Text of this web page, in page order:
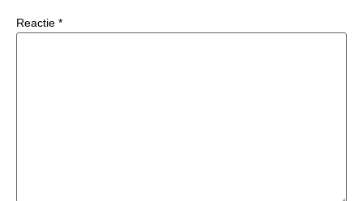
Reactie *